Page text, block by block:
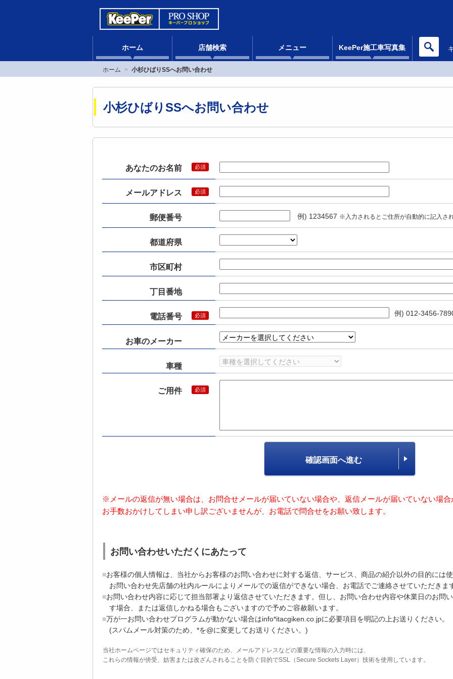
ホーム 店舗検索 メニュー KeePer施工車写真集
ホーム 小杉ひばりSSへお問い合わせ
小杉ひばりSSへお問い合わせ
あなたのお名前
メールアドレス
郵便番号 例) 1234567 ※入力されるとご住所が自動的に記入さ
都道府県
市区町村
丁目番地
電話番号 例) 012-3456-
お車のメーカー
車種
ご用件
確認画面へ進む
※メールの返信が無い場合は、お問合せメールが届いていない場合や、返信メールが届いていない場
お手数おかけしてしまい申し訳ございませんが、お電話で問合せをお願い致します。
お問い合わせいただくにあたって
お客様の個人情報は、当社からお客様のお問い合わせに対する返信、サービス、商品の紹介以外の目的には
お問い合わせ先店舗の社内ルールによりメールでの返信ができない場合、お電話でご連絡させていただきま
お問い合わせ内容に応じて担当部署より返信させていただきます。但し、お問い合わせ内容や休業日のお問
す場合、または返信しかねる場合もございますので予めご容赦願います。
万が一お問い合わせプログラムが動かない場合はinfo*itacgiken.co.jpに必要項目を明記の上お送りください。
(スパムメール対策のため、*を@に変更してお送りください。)
当社ホームページではセキュリティ確保のため、メールアドレスなどの重要な情報の入力時には、
これらの情報が傍受、妨害または改ざんされることを防ぐ目的でSSL（Secure Sockets Layer）技術を使用しています。